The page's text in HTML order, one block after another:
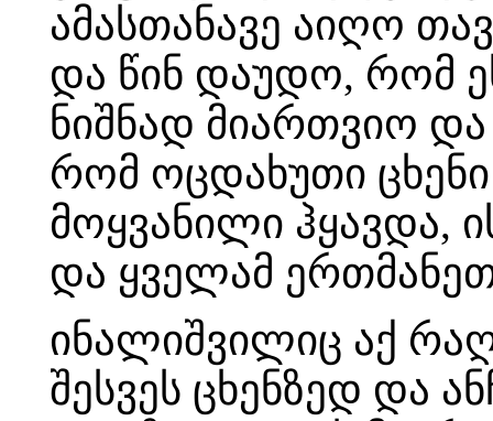
ამასთანავე აიღო
და წინ დაუდო, რომ
ნიშნად მიართვიო
რომ ოცდახუთი
მოყვანილი ჰყავდა,
და ყველამ
ინალიშვილიც აქ
შესვეს ცხენზედ და